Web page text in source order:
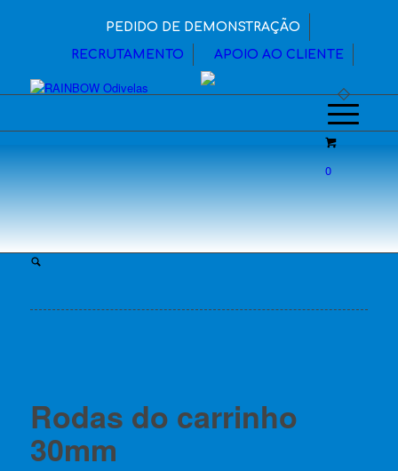
PEDIDO DE DEMONSTRAÇÃO
RECRUTAMENTO APOIO AO CLIENTE
0
Rodas do carrinho
30mm